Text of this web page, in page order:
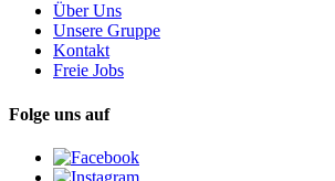
Über Uns
Unsere Gruppe
Kontakt
Freie Jobs
Folge uns auf